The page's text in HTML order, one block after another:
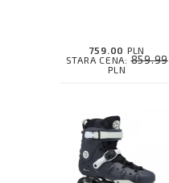
759.00 PLN
STARA CENA:859.99
PLN